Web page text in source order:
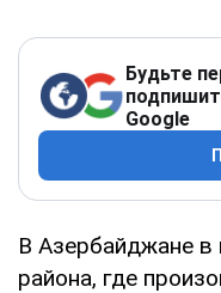
Будьте
Google
В Азербайджане в
района, где